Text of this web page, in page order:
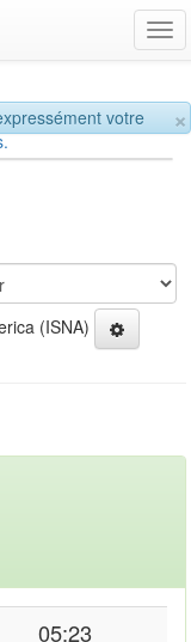
×
votre
(ISNA)
05:23